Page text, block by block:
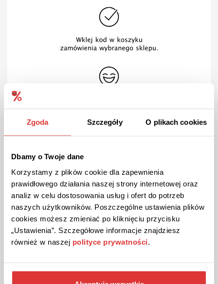
Zgoda Szczegóły O plikach cookies
Dbamy o Twoje dane
Korzystamy z plików cookie dla zapewnienia
prawidłowego działania naszej strony internetowej oraz
analiz w celu dostosowania usług i ofert do potrzeb
naszych użytkowników. Poszczególne ustawienia plików
cookies możesz zmieniać po kliknięciu przycisku
„Ustawienia”. Szczegółowe informacje znajdziesz
również w naszej polityce prywatności
Zwroty w Deepbreath.pl
zwrócić produkty zakupione w Deepbreath.pl?
Towar odeślesz bez podawania powodu w ciągu 30
dni od odebrania przesyłki. Jak sprawnie odesłać
towar? Zabezpiecz produkt przed wysyłką i zapakuj
go w karton. Następnie nadaj przesyłkę korzystając z
opcji „Wygodne zwroty”, którą znajdziesz pod
linkiem: https://wygodnezwroty.pl/deepbreath?
_campaign=merchant;banner;deepbreath.